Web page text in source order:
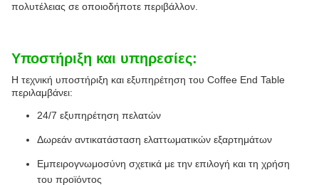
πολυτέλειας σε οποιοδήποτε περιβάλλον.
Υποστήριξη και υπηρεσίες:
Η τεχνική υποστήριξη και εξυπηρέτηση του Coffee End Table
περιλαμβάνει:
24/7 εξυπηρέτηση πελατών
Δωρεάν αντικατάσταση ελαττωματικών εξαρτημάτων
Εμπειρογνωμοσύνη σχετικά με την επιλογή και τη χρήση
του προϊόντος